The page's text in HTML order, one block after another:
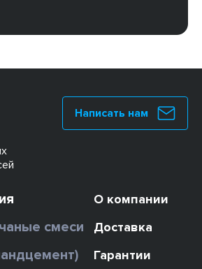
Написать нам
смеси
О компании
Доставка
Гарантии